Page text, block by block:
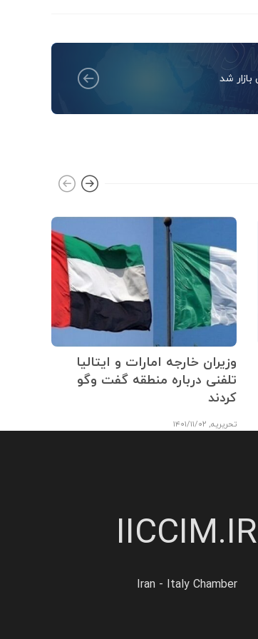
وزیران خارجه امارات و ایتالیا
تلفنی درباره منطقه گفت وگو
کردند
تحریریه, ۱۴۰۱/۱۱/۰۲
IICCIM.IR
Iran - Italy Chamber